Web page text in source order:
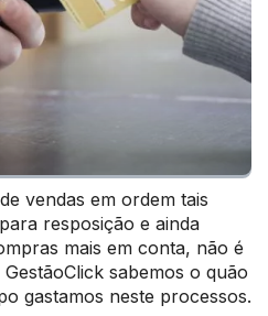
vendas em ordem tais
resposição e ainda
mais em conta, não é
sabemos o quão
gastamos neste processos.